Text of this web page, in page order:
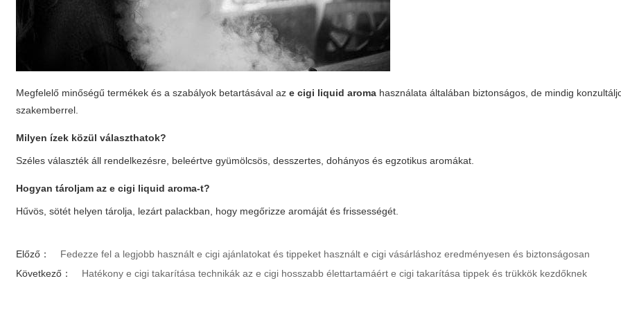
Megfelelő minőségű termékek és a szabályok betartásával aze cigi liquid aroma használata általában biztonságos, de mindig
szakemberrel.
Milyen ízek közül választhatok?
Széles választék áll rendelkezésre, beleértve gyümölcsös, desszertes, dohányos és egzotikus aromákat.
Hogyan tároljam aze cigi liquid aroma-t?
Hűvös, sötét helyen tárolja, lezárt palackban, hogy megőrizze aromáját és frissességét.
Előző：
Fedezze fel a legjobb használt e cigi ajánlatokat és tippeket használt e cigi vásárláshoz eredményesen és biztonságosan
Következő：
Hatékony e cigi takarítása technikák az e cigi hosszabb élettartamáért e cigi takarítása tippek és trükkök kezdőknek